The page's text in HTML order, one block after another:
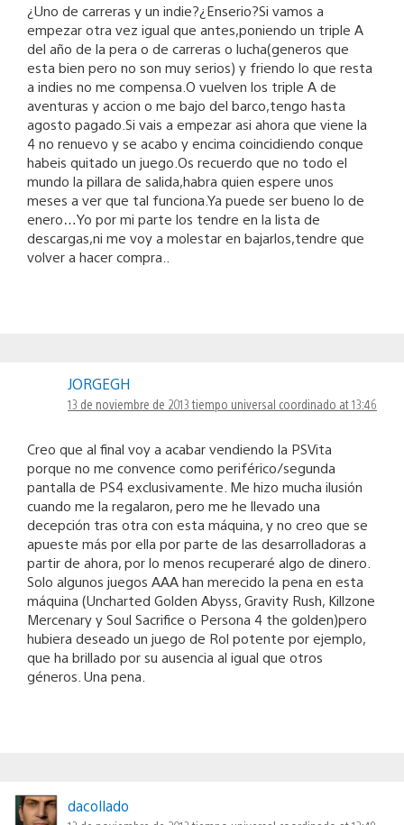
¿Uno de carreras y un indie?¿Enserio?Si vamos a
empezar otra vez igual que antes,poniendo un triple A
del año de la pera o de carreras o lucha(generos que
esta bien pero no son muy serios) y friendo lo que resta
a indies no me compensa.O vuelven los triple A de
aventuras y accion o me bajo del barco,tengo hasta
agosto pagado.Si vais a empezar asi ahora que viene la
4 no renuevo y se acabo y encima coincidiendo conque
habeis quitado un juego.Os recuerdo que no todo el
mundo la pillara de salida,habra quien espere unos
meses a ver que tal funciona.Ya puede ser bueno lo de
enero…Yo por mi parte los tendre en la lista de
descargas,ni me voy a molestar en bajarlos,tendre que
volver a hacer compra..
JORGEGH
13 de noviembre de 2013 tiempo universal coordinado at 13:46
Creo que al final voy a acabar vendiendo la PSVita
porque no me convence como periférico/segunda
pantalla de PS4 exclusivamente. Me hizo mucha ilusión
cuando me la regalaron, pero me he llevado una
decepción tras otra con esta máquina, y no creo que se
apueste más por ella por parte de las desarrolladoras a
partir de ahora, por lo menos recuperaré algo de dinero.
Solo algunos juegos AAA han merecido la pena en esta
máquina (Uncharted Golden Abyss, Gravity Rush, Killzone
Mercenary y Soul Sacrifice o Persona 4 the golden)pero
hubiera deseado un juego de Rol potente por ejemplo,
que ha brillado por su ausencia al igual que otros
géneros. Una pena.
dacollado